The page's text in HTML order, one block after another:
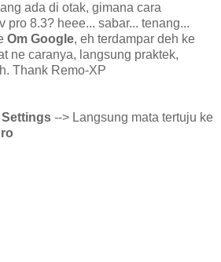
ada di otak, gimana cara
pro 8.3? heee... sabar... tenang...
Om Google, eh terdampar deh ke
ne caranya, langsung praktek,
Thank Remo-XP
Settings --> Langsung mata tertuju ke